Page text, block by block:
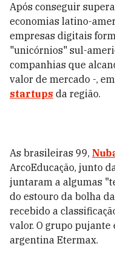
Após conseguir
economias latino-
empresas digitais
"unicórnios" sul-
companhias que
valor de mercado -,
startups da região.
As brasileiras 99,
ArcoEducação, junto
juntaram a algumas
do estouro da bolha
recebido a
valor. O grupo
argentina Etermax.